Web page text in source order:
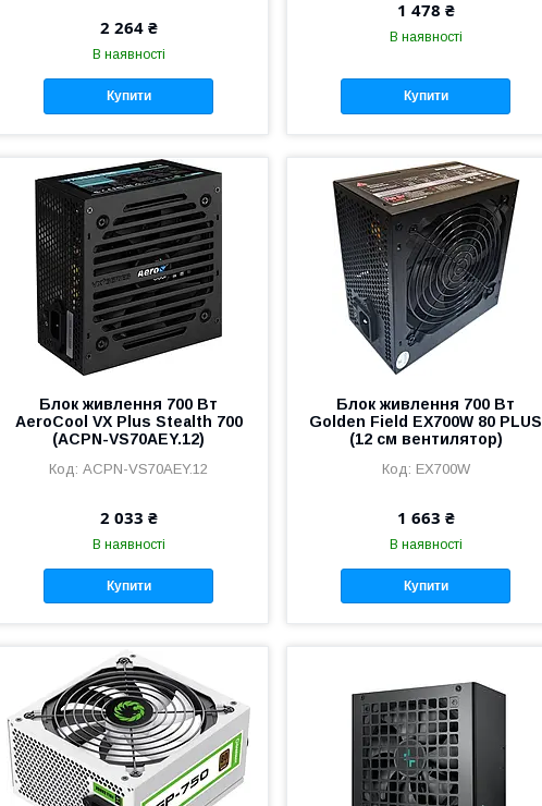
2 264 ₴
В наявності
Купити
1 478 ₴
В наявності
Купити
Блок живлення 700 Вт
AeroCool VX Plus Stealth 700
(ACPN-VS70AEY.12)
ACPN-VS70AEY.12
2 033 ₴
В наявності
Купити
Блок живлення 700 Вт
Golden Field EX700W 80 PLUS
(12 см вентилятор)
EX700W
1 663 ₴
В наявності
Купити